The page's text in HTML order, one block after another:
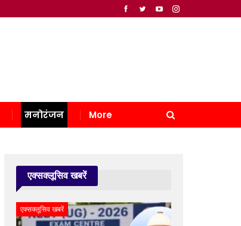
मनोरंजन More
एक्सक्लूसिव खबरें
एक्सक्लूसिव खबरें